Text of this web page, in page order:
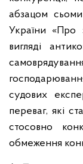
абзацом
України «Про
вигляді
судових
переваг, які
стосовно
обмеження